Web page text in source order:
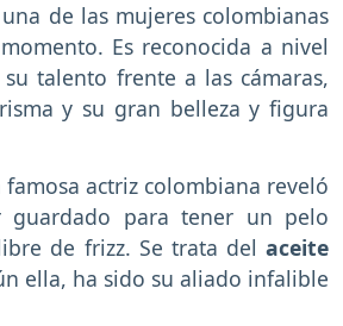
de las mujeres colombianas
Es reconocida a nivel
talento frente a las cámaras,
y su gran belleza y figura
famosa actriz colombiana reveló
guardado para tener un pelo
de frizz. Se trata del aceite
ella, ha sido su aliado infalible